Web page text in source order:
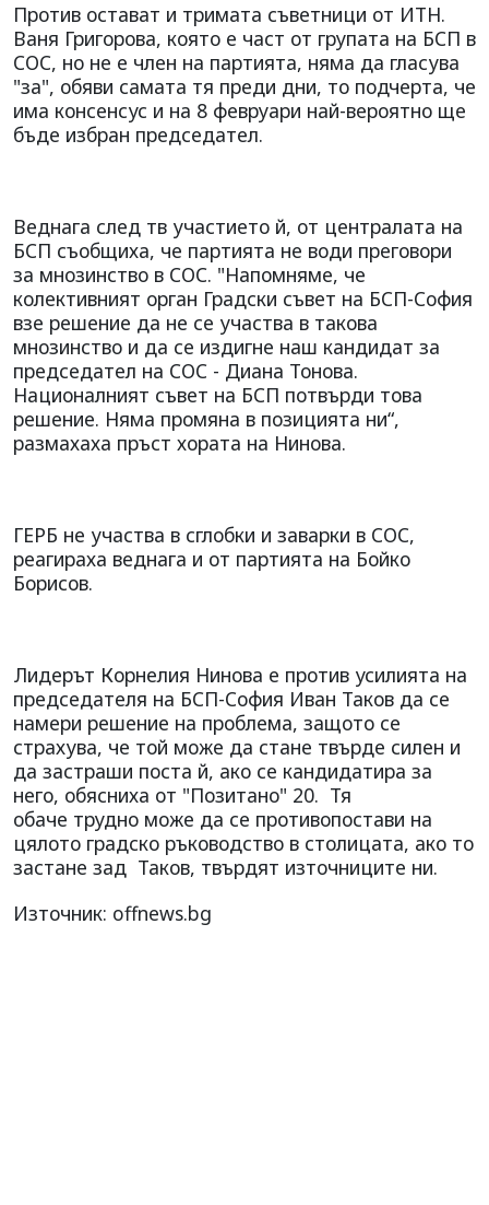
Против остават и тримата съветници от ИТН.
Ваня Григорова, която е част от групата на БСП в
СОС, но не е член на партията, няма да гласува
"за", обяви самата тя преди дни, то подчерта, че
има консенсус и на 8 февруари най-вероятно ще
бъде избран председател.
Веднага след тв участието й, от централата на
БСП съобщиха, че партията не води преговори
за мнозинство в СОС. "Напомняме, че
колективният орган Градски съвет на БСП-София
взе решение да не се участва в такова
мнозинство и да се издигне наш кандидат за
председател на СОС - Диана Тонова.
Националният съвет на БСП потвърди това
решение. Няма промяна в позицията ни“,
размахаха пръст хората на Нинова.
ГЕРБ не участва в сглобки и заварки в СОС,
реагираха веднага и от партията на Бойко
Борисов.
Лидерът Корнелия Нинова е против усилията на
председателя на БСП-София Иван Таков да се
намери решение на проблема, защото се
страхува, че той може да стане твърде силен и
да застраши поста й, ако се кандидатира за
него, обясниха от "Позитано" 20. Тя
обаче трудно може да се противопостави на
цялото градско ръководство в столицата, ако то
застане зад Таков, твърдят източниците ни.
Източник: offnews.bg